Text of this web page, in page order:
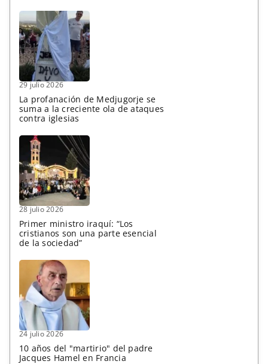
29 julio 2026
La profanación de Medjugorje se
suma a la creciente ola de ataques
contra iglesias
28 julio 2026
Primer ministro iraquí: “Los
cristianos son una parte esencial
de la sociedad”
24 julio 2026
10 años del "martirio" del padre
Jacques Hamel en Francia